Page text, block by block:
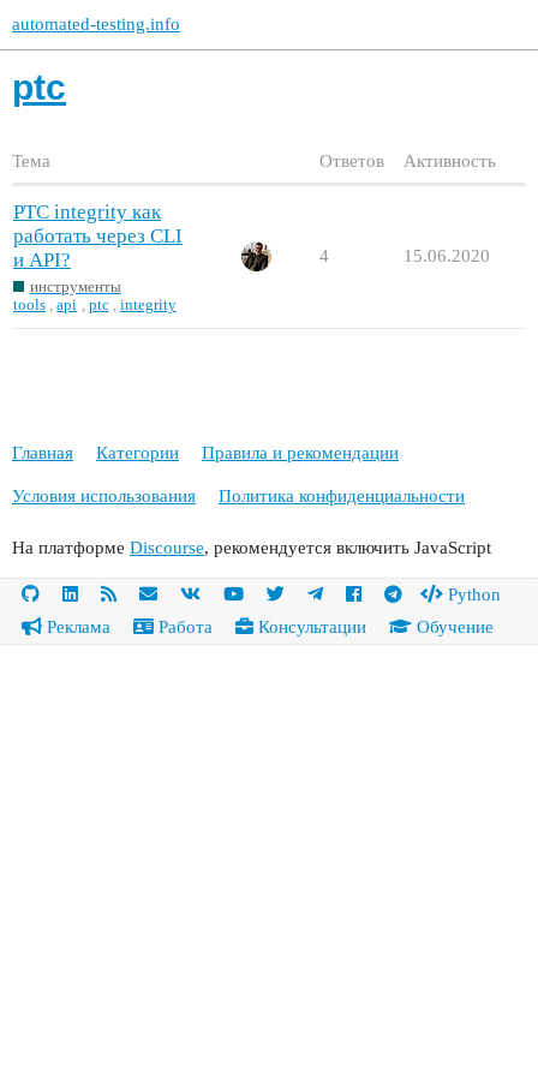
automated-testing.info
ptc
Тема Ответов Активность
PTC integrity как
работать через CLI
и API?
инструменты
tools ,api ptc integrity
4 15.06.2020
Главная Категории Правила и рекомендации
Условия использования Политика конфиденциальности
На платформе Discourse, рекомендуется включить JavaScript
Python
Реклама
Работа Консультации Обучение